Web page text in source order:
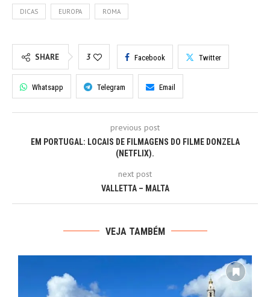
DICAS EUROPA ROMA
SHARE 3 Facebook Twitter
Whatsapp Telegram Email
previous post
EM PORTUGAL: LOCAIS DE FILMAGENS DO FILME DONZELA
(NETFLIX).
next post
VALLETTA – MALTA
VEJA TAMBÉM